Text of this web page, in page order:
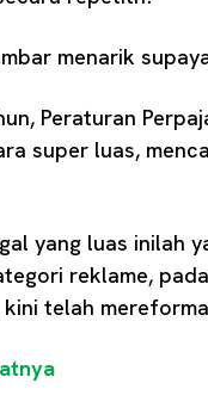
menarik
Peraturan
super luas,
yang luas inilah
reklame,
telah